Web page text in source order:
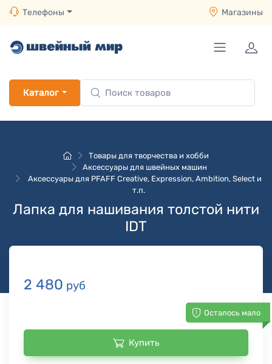
Телефоны Магазины
Каталог
Товары для творчества и хобби
Аксессуары для швейных машин
Аксессуары для PFAFF Creative, Expression, Ambition, Select и
т.п.
Лапка для нашивания толстой нити
IDT
2 480 руб
Осталось мало
Купить